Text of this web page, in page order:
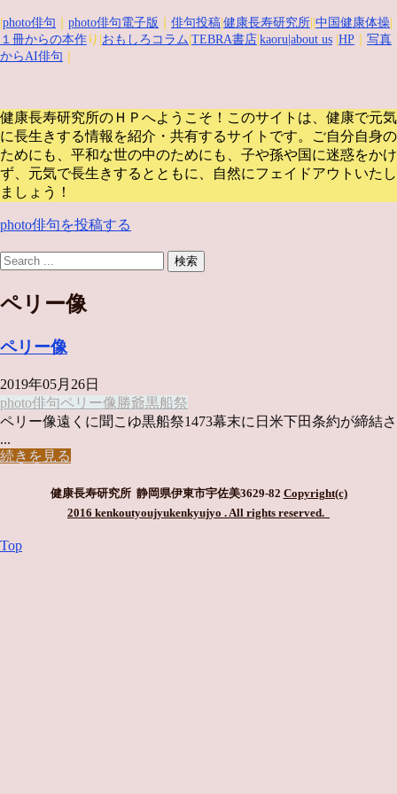
photo俳句 photo俳句電子版 俳句投稿 健康長寿研究所 中国健康体操
１冊からの本作 り| おもしろコラム TEBRA書店 kaoru |about us HP
写真
からAI俳句
健康長寿研究所のＨＰへようこそ！このサイトは、健康で元気
に長生きする情報を紹介・共有するサイトです。
ご自分自身の
ためにも、平和な世の中のためにも、子や孫や国に迷惑をかけ
ず、元気で長生きするとともに、自然にフェイドアウトいたし
ましょう！
photo俳句を投稿する
ペリー像
ペリー像
2019年05月26日
photo俳句ペリー像 勝爺黒船祭
ペリー像遠くに聞こゆ黒船祭1473幕末に日米下田条約が締結さ
...
続きを見る
健康長寿研究所 静岡県伊東市宇佐美3629-82 Copyright(c)
2016 kenkoutyoujyukenkyujyo . All rights reserved.
Top